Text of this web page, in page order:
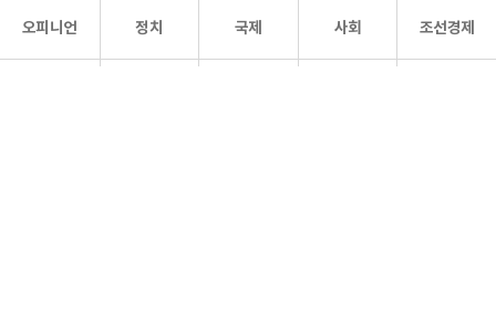
오피니언 정치 국제 사회 조선경제